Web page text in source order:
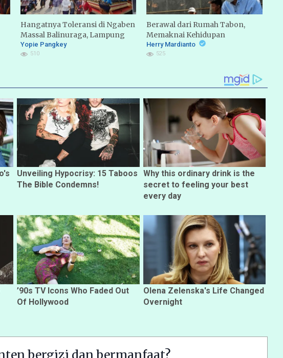
Hangatnya Toleransi di Ngaben
Massal Balinuraga, Lampung
Selatan
Yopie Pangkey
510
Berawal dari Rumah Tabon,
Memaknai Kehidupan
Herry Mardianto
525
Unveiling Hypocrisy: 15 Taboos
The Bible Condemns!
Why this ordinary drink is the
secret to feeling your best
every day
’90s TV Icons Who Faded Out
Of Hollywood
Olena Zelenska's Life Changed
Overnight
bergizi dan bermanfaat?